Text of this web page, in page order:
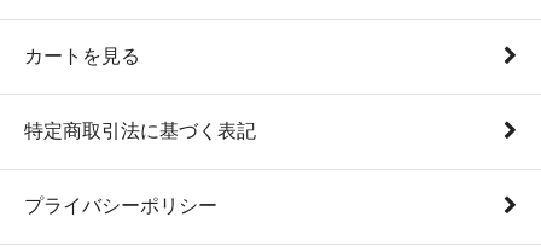
カートを見る
特定商取引法に基づく表記
プライバシーポリシー